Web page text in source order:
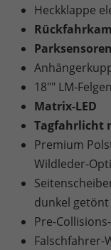
Heckklappe
18"" LM-
Matrix-LED
Tagfahrlicht
Premium
Wildleder-
dunkel getönt
Pre-
Falschfahrer-